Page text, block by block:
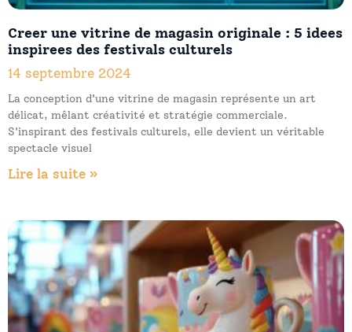
Creer une vitrine de magasin originale : 5 idees
inspirees des festivals culturels
14 septembre 2024
La conception d'une vitrine de magasin représente un art
délicat, mêlant créativité et stratégie commerciale.
S'inspirant des festivals culturels, elle devient un véritable
spectacle visuel
Lire la suite »